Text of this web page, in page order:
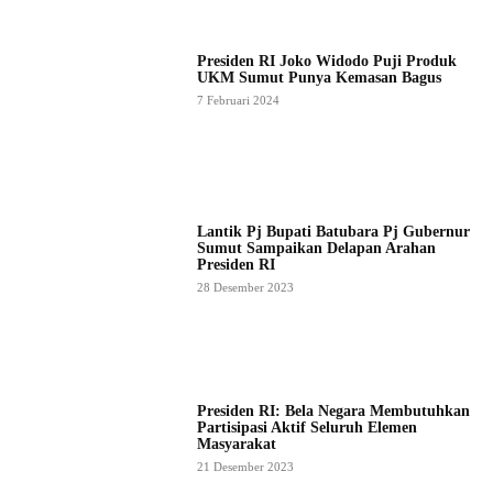
Presiden RI Joko Widodo Puji Produk
UKM Sumut Punya Kemasan Bagus
7 Februari 2024
Lantik Pj Bupati Batubara Pj Gubernur
Sumut Sampaikan Delapan Arahan
Presiden RI
28 Desember 2023
Presiden RI: Bela Negara Membutuhkan
Partisipasi Aktif Seluruh Elemen
Masyarakat
21 Desember 2023